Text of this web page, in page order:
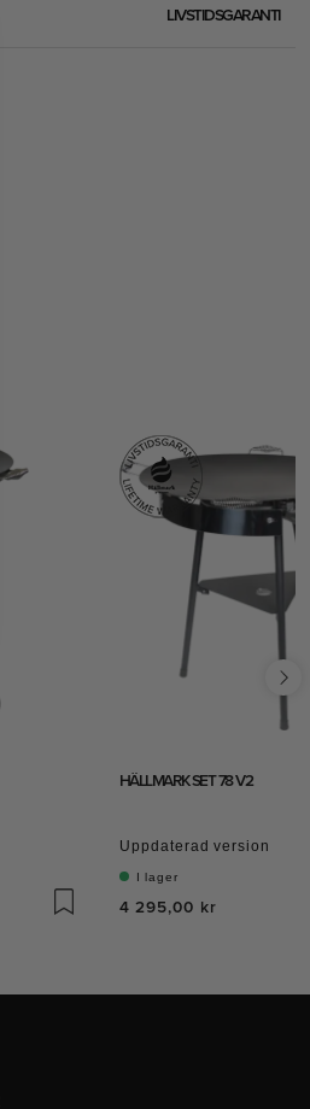
LIVSTIDSGARANTI
HÄLLMARK SET 78 V2
Uppdaterad version
I lager
4 295,00 kr